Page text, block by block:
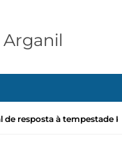
de resposta à tempestade